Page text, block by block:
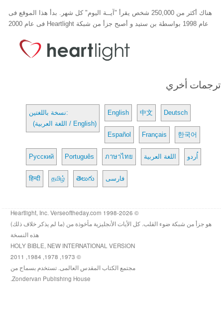
هناك أكثر من 250,000 شخص يقرأ "آيــة اليوم" كل شهر. بدأ هذا الموقع فى
عام 1998 بواسطة بن ستيد و أصبح جزأ من شبكة Heartlight فى عام 2000
ترجمات أخري
نسخة باللغتين:
(اللغة العربية / English)
English 中文 Deutsch
Español Français 한국어
Русский Português ภาษาไทย اللغة العربية اُردو
हिन्दी தமிழ் తెలుగు فارسی
© 1998-2026 Heartlight, Inc. Verseoftheday.com
هو جزأ من شبكة ضوء القلب. كل الأيات الأنجليزية مأخوذة من (ما لم يذكر خلاف ذلك)
هذه النسخة
HOLY BIBLE, NEW INTERNATIONAL VERSION
© 1973, 1978, 1984, 2011
مجتمع الكتاب المقدس العالمى. تستخدم بسماح من
Zondervan Publishing House.